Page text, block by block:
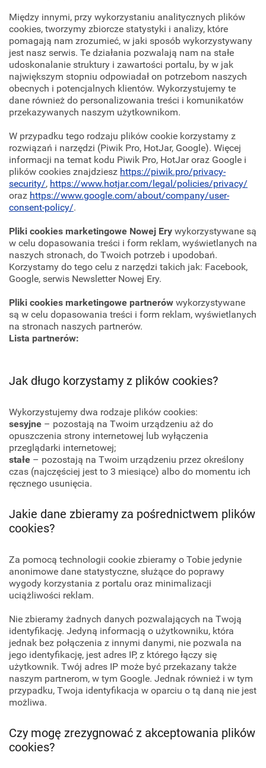
Między innymi, przy wykorzystaniu analitycznych plików
cookies, tworzymy zbiorcze statystyki i analizy, które
pomagają nam zrozumieć, w jaki sposób wykorzystywany
jest nasz serwis. Te działania pozwalają nam na stałe
udoskonalanie struktury i zawartości portalu, by w jak
największym stopniu odpowiadał on potrzebom naszych
obecnych i potencjalnych klientów. Wykorzystujemy te
dane również do personalizowania treści i komunikatów
przekazywanych naszym użytkownikom.
W przypadku tego rodzaju plików cookie korzystamy z
rozwiązań i narzędzi (Piwik Pro, HotJar, Google). Więcej
informacji na temat kodu Piwik Pro, HotJar oraz Google i
plików cookies znajdziesz https://piwik.pro/privacy-
security/, https://www.hotjar.com/legal/policies/privacy/
oraz https://www.google.com/about/company/user-
consent-policy/.
Pliki cookies marketingowe Nowej Erywykorzystywane są
w celu dopasowania treści i form reklam, wyświetlanych na
naszych stronach, do Twoich potrzeb i upodobań.
Korzystamy do tego celu z narzędzi takich jak: Facebook,
Google, serwis Newsletter Nowej Ery.
Pliki cookies marketingowe partnerówwykorzystywane
są w celu dopasowania treści i form reklam, wyświetlanych
na stronach naszych partnerów.
Lista partnerów:
Jak długo korzystamy z plików cookies?
Wykorzystujemy dwa rodzaje plików cookies:
sesyjne – pozostają na Twoim urządzeniu aż do
opuszczenia strony internetowej lub wyłączenia
przeglądarki internetowej;
stałe – pozostają na Twoim urządzeniu przez określony
czas (najczęściej jest to 3 miesiące) albo do momentu ich
ręcznego usunięcia.
Jakie dane zbieramy za pośrednictwem plików
cookies?
Za pomocą technologii cookie zbieramy o Tobie jedynie
anonimowe dane statystyczne, służące do poprawy
wygody korzystania z portalu oraz minimalizacji
uciążliwości reklam.
Nie zbieramy żadnych danych pozwalających na Twoją
identyfikację. Jedyną informacją o użytkowniku, która
jednak bez połączenia z innymi danymi, nie pozwala na
jego identyfikację, jest adres IP, z którego łączy się
użytkownik. Twój adres IP może być przekazany także
naszym partnerom, w tym Google. Jednak również i w tym
przypadku, Twoja identyfikacja w oparciu o tą daną nie jest
możliwa.
Czy mogę zrezygnować z akceptowania plików
cookies?